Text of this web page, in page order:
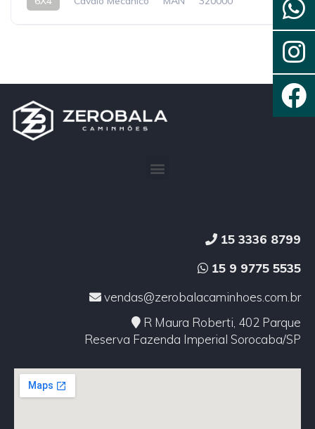
15 3336 8799
15 9 9775 5535
vendas@zerobalacaminhoes.com.br
R Maura Roberti, 402 Parque
Reserva Fazenda Imperial Sorocaba/SP